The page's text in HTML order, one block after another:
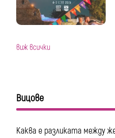
виж всички
Вицове
Каква е разликата между